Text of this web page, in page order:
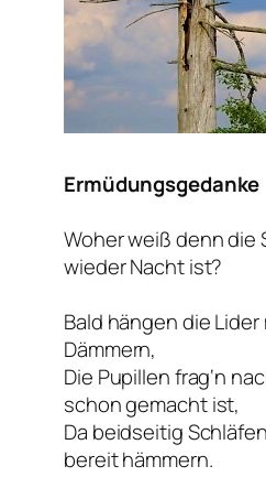
Ermüdungsgedanke
Woher weiß denn die
wieder Nacht ist?
Bald hängen die
Dämmern,
Die Pupillen frag‘n
schon gemacht ist,
Da beidseitig
bereit hämmern.